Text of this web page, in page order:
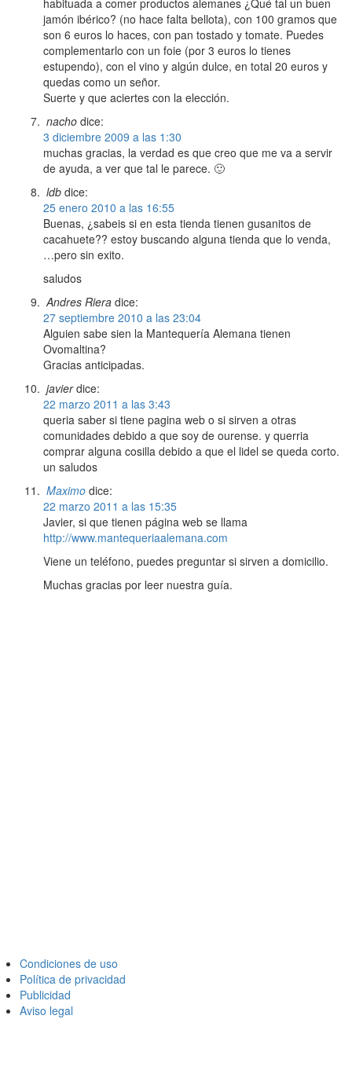
jamón ibérico? (no hace falta bellota), con 100 gramos que
son 6 euros lo haces, con pan tostado y tomate. Puedes
complementarlo con un foie (por 3 euros lo tienes
estupendo), con el vino y algún dulce, en total 20 euros y
quedas como un señor.
Suerte y que aciertes con la elección.
nacho dice:
3 diciembre 2009 a las 1:30
muchas gracias, la verdad es que creo que me va a servir
de ayuda, a ver que tal le parece. 🙂
ldb dice:
25 enero 2010 a las 16:55
Buenas, ¿sabeis si en esta tienda tienen gusanitos de
cacahuete?? estoy buscando alguna tienda que lo venda,
…pero sin exito.
saludos
Andres Riera dice:
27 septiembre 2010 a las 23:04
Alguien sabe sien la Mantequería Alemana tienen
Ovomaltina?
Gracias anticipadas.
javier dice:
22 marzo 2011 a las 3:43
queria saber si tiene pagina web o si sirven a otras
comunidades debido a que soy de ourense. y querria
comprar alguna cosilla debido a que el lidel se queda corto.
un saludos
Maximo dice:
22 marzo 2011 a las 15:35
Javier, si que tienen página web se llama
http://www.mantequeriaalemana.com
Viene un teléfono, puedes preguntar si sirven a domicilio.
Muchas gracias por leer nuestra guía.
Condiciones de uso
Política de privacidad
Publicidad
Aviso legal